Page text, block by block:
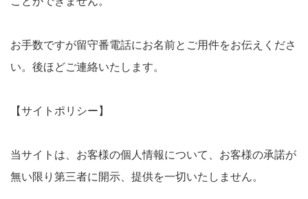
お手数ですが留守番電話にお名前とご用件をお伝えくださ
い。後ほどご連絡いたします。
【サイトポリシー】
当サイトは、お客様の個人情報について、お客様の承諾が
無い限り第三者に開示、提供を一切いたしません。